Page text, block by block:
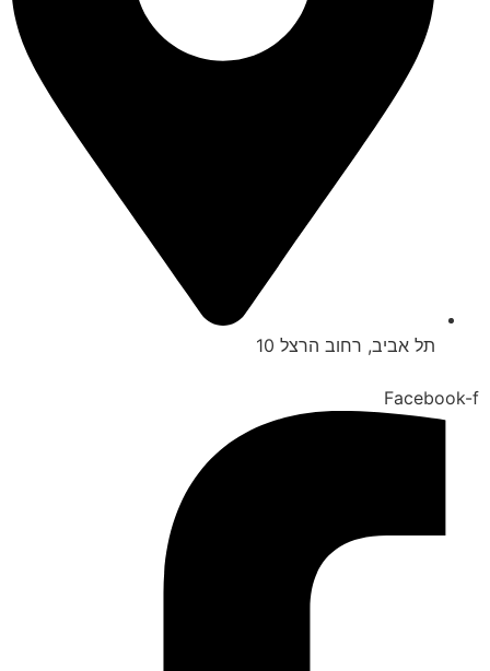
תל אביב, רחוב הרצל 10
Facebook-f